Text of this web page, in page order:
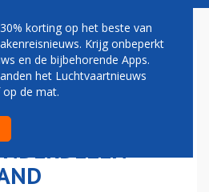
VROUW
UITVOER
korting op het beste van
Krijg onbeperkt
en de bijbehorende Apps.
het Luchtvaartnieuws
de mat.